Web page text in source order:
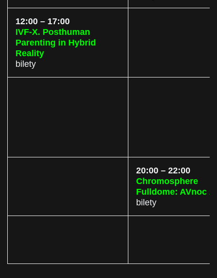
12:00 – 17:00
IVF-X. Posthuman
Parenting in Hybrid
Reality
bilety
20:00 – 22:00
Chromosphere
Fulldome: AVnoc 2
bilety